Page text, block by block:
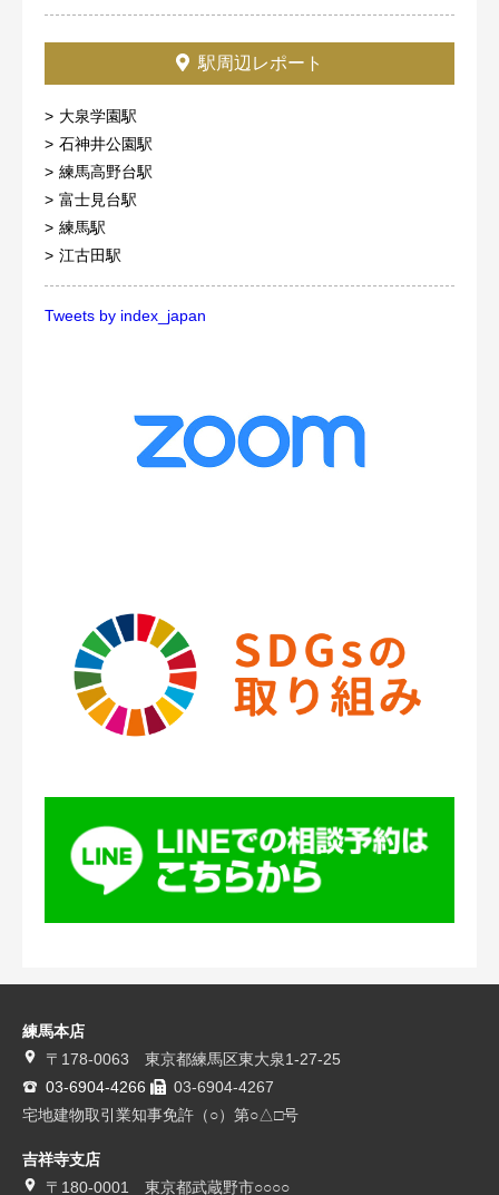
駅周辺レポート
大泉学園駅
石神井公園駅
練馬高野台駅
富士見台駅
練馬駅
江古田駅
Tweets by index_japan
練馬本店
〒178-0063 東京都練馬区東大泉1-27-25
03-6904-4266
03-6904-4267
宅地建物取引業知事免許（○）第○△□号
吉祥寺支店
〒180-0001 東京都武蔵野市○○○○